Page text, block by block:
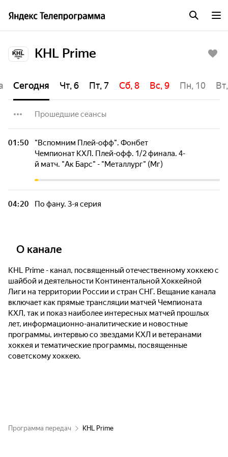
KHL Prime
Сегодня Чт, 6 Пт, 7 Сб, 8 Вс, 9 Пн, 10
Прошедшие сеансы
Хоккейный борт. 11-я серия
"Лучшие клубы". Фонбет Чемпионат КХЛ.
"Динамо" (Москва) - "Спартак"
Специальный репортаж. "Гала-матч Богдана
"Яркие матчи". Фонбет Чемпионат КХЛ.
Топ-20 надежд. 1-я серия
"Лучшие клубы". Фонбет Чемпионат КХЛ.
"Автомобилист" - "Трактор"
Трансферы. 2-я серия
КХЛ. Плей-офф. 1/2 финала. 4-й матч. "Ак
Барс" - "Металлург" (Мг)
01:50
"Вспомним Плей-офф". Фонбет
Чемпионат КХЛ. Плей-офф. 1/2 финала. 4-
й матч. "Ак Барс" - "Металлург" (Мг)
04:20 По фану. 3-я серия
О канале
KHL Prime - канал, посвященный отечественному хоккею с
шайбой и деятельности Континентальной Хоккейной
Лиги на территории России и стран СНГ. Вещание канала
включает как прямые трансляции матчей Чемпионата
КХЛ, так и показ наиболее интересных матчей прошлых
лет, информационно-аналитические и новостные
программы, интервью со звездами КХЛ и ветеранами
хоккея и тематические программы, посвященные
советскому хоккею.
Программа передач KHL Prime